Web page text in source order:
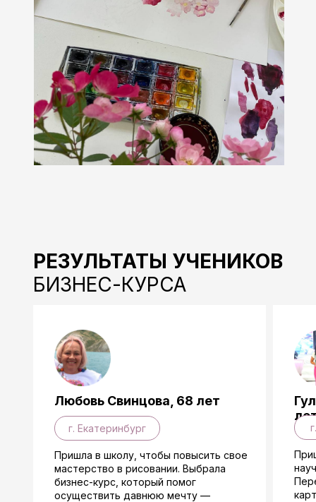
РЕЗУЛЬТАТЫ УЧЕНИКОВ
БИЗНЕС-КУРСА
Пришла в школу, чтобы повысить свое
мастерство в рисовании. Выбрала
бизнес-курс, который помог
осуществить давнюю мечту —
Любовь Свинцова, 68 лет
г. Екатеринбург